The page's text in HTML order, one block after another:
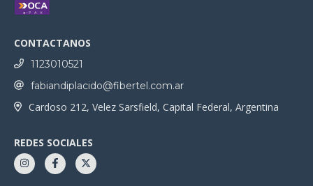
CONTACTANOS
1123010521
fabiandiplacido@fibertel.com.ar
Cardoso 212, Velez Sarsfield, Capital Federal, Argentina
REDES SOCIALES